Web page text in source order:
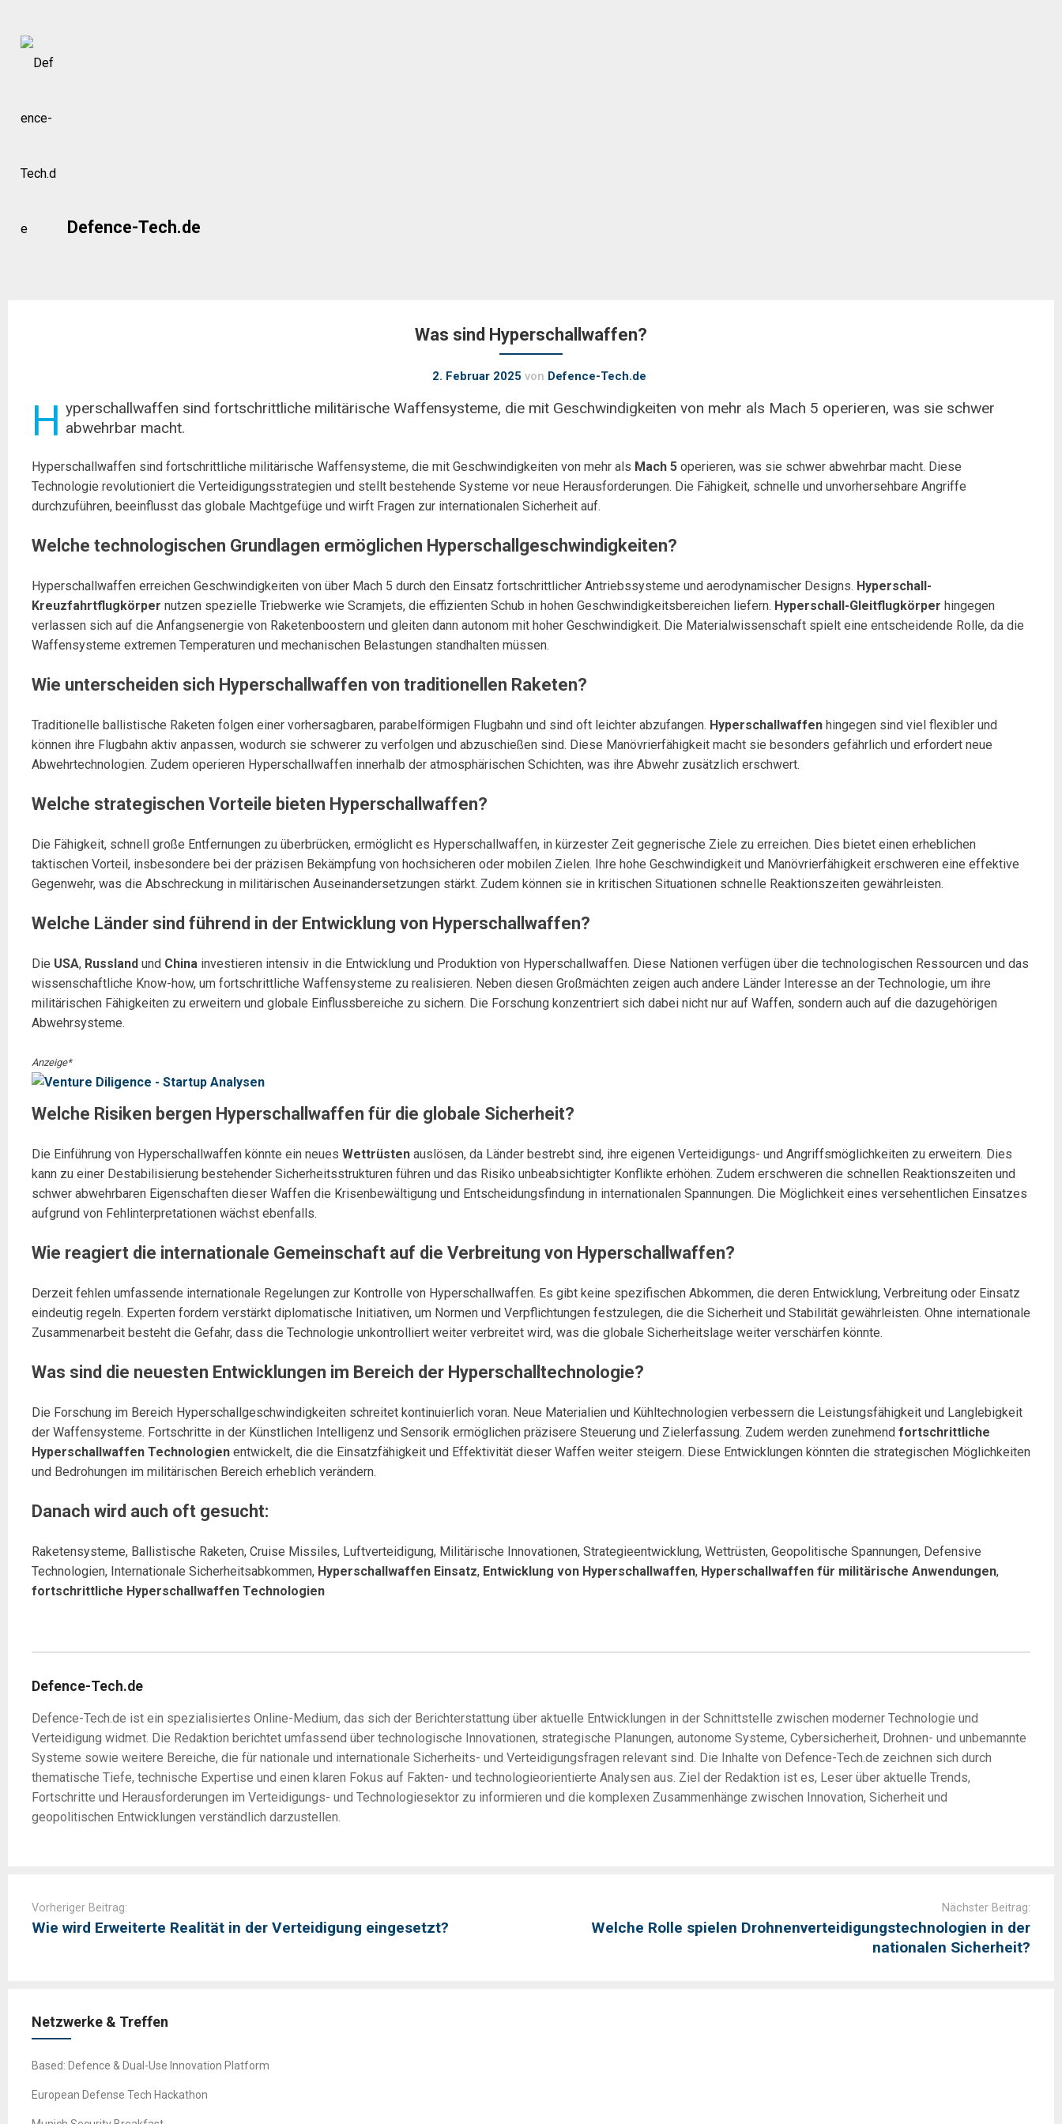
Skip
Defence-Tech.de
Was sind Hyperschallwaffen?
2. Februar 2025 von Defence-Tech.de
H yperschallwaffen sind fortschrittliche militärische Waffensysteme, die mit Geschwindigkeiten von mehr als Mach 5 operieren, was sie schwer
abwehrbar macht.
Hyperschallwaffen sind fortschrittliche militärische Waffensysteme, die mit Geschwindigkeiten von mehr als Mach 5 operieren, was sie schwer abwehrbar macht. Diese
Technologie revolutioniert die Verteidigungsstrategien und stellt bestehende Systeme vor neue Herausforderungen. Die Fähigkeit, schnelle und unvorhersehbare Angriffe
durchzuführen, beeinflusst das globale Machtgefüge und wirft Fragen zur internationalen Sicherheit auf.
Welche technologischen Grundlagen ermöglichen Hyperschallgeschwindigkeiten?
Hyperschallwaffen erreichen Geschwindigkeiten von über Mach 5 durch den Einsatz fortschrittlicher Antriebssysteme und aerodynamischer Designs. Hyperschall-
Kreuzfahrtflugkörper nutzen spezielle Triebwerke wie Scramjets, die effizienten Schub in hohen Geschwindigkeitsbereichen liefern. Hyperschall-Gleitflugkörper hingegen
verlassen sich auf die Anfangsenergie von Raketenboostern und gleiten dann autonom mit hoher Geschwindigkeit. Die Materialwissenschaft spielt eine entscheidende Rolle, da die
Waffensysteme extremen Temperaturen und mechanischen Belastungen standhalten müssen.
Wie unterscheiden sich Hyperschallwaffen von traditionellen Raketen?
Traditionelle ballistische Raketen folgen einer vorhersagbaren, parabelförmigen Flugbahn und sind oft leichter abzufangen. Hyperschallwaffen hingegen sind viel flexibler und
können ihre Flugbahn aktiv anpassen, wodurch sie schwerer zu verfolgen und abzuschießen sind. Diese Manövrierfähigkeit macht sie besonders gefährlich und erfordert neue
Abwehrtechnologien. Zudem operieren Hyperschallwaffen innerhalb der atmosphärischen Schichten, was ihre Abwehr zusätzlich erschwert.
Welche strategischen Vorteile bieten Hyperschallwaffen?
Die Fähigkeit, schnell große Entfernungen zu überbrücken, ermöglicht es Hyperschallwaffen, in kürzester Zeit gegnerische Ziele zu erreichen. Dies bietet einen erheblichen
taktischen Vorteil, insbesondere bei der präzisen Bekämpfung von hochsicheren oder mobilen Zielen. Ihre hohe Geschwindigkeit und Manövrierfähigkeit erschweren eine effektive
Gegenwehr, was die Abschreckung in militärischen Auseinandersetzungen stärkt. Zudem können sie in kritischen Situationen schnelle Reaktionszeiten gewährleisten.
Welche Länder sind führend in der Entwicklung von Hyperschallwaffen?
Die USA, Russland und China investieren intensiv in die Entwicklung und Produktion von Hyperschallwaffen. Diese Nationen verfügen über die technologischen Ressourcen und das
wissenschaftliche Know-how, um fortschrittliche Waffensysteme zu realisieren. Neben diesen Großmächten zeigen auch andere Länder Interesse an der Technologie, um ihre
militärischen Fähigkeiten zu erweitern und globale Einflussbereiche zu sichern. Die Forschung konzentriert sich dabei nicht nur auf Waffen, sondern auch auf die dazugehörigen
Abwehrsysteme.
Anzeige*
Welche Risiken bergen Hyperschallwaffen für die globale Sicherheit?
Die Einführung von Hyperschallwaffen könnte ein neues Wettrüsten auslösen, da Länder bestrebt sind, ihre eigenen Verteidigungs- und Angriffsmöglichkeiten zu erweitern. Dies
kann zu einer Destabilisierung bestehender Sicherheitsstrukturen führen und das Risiko unbeabsichtigter Konflikte erhöhen. Zudem erschweren die schnellen Reaktionszeiten und
schwer abwehrbaren Eigenschaften dieser Waffen die Krisenbewältigung und Entscheidungsfindung in internationalen Spannungen. Die Möglichkeit eines versehentlichen Einsatzes
aufgrund von Fehlinterpretationen wächst ebenfalls.
Wie reagiert die internationale Gemeinschaft auf die Verbreitung von Hyperschallwaffen?
Derzeit fehlen umfassende internationale Regelungen zur Kontrolle von Hyperschallwaffen. Es gibt keine spezifischen Abkommen, die deren Entwicklung, Verbreitung oder Einsatz
eindeutig regeln. Experten fordern verstärkt diplomatische Initiativen, um Normen und Verpflichtungen festzulegen, die die Sicherheit und Stabilität gewährleisten. Ohne internationale
Zusammenarbeit besteht die Gefahr, dass die Technologie unkontrolliert weiter verbreitet wird, was die globale Sicherheitslage weiter verschärfen könnte.
Was sind die neuesten Entwicklungen im Bereich der Hyperschalltechnologie?
Die Forschung im Bereich Hyperschallgeschwindigkeiten schreitet kontinuierlich voran. Neue Materialien und Kühltechnologien verbessern die Leistungsfähigkeit und Langlebigkeit
der Waffensysteme. Fortschritte in der Künstlichen Intelligenz und Sensorik ermöglichen präzisere Steuerung und Zielerfassung. Zudem werden zunehmend fortschrittliche
Hyperschallwaffen Technologien entwickelt, die die Einsatzfähigkeit und Effektivität dieser Waffen weiter steigern. Diese Entwicklungen könnten die strategischen Möglichkeiten
und Bedrohungen im militärischen Bereich erheblich verändern.
Danach wird auch oft gesucht:
Raketensysteme, Ballistische Raketen, Cruise Missiles, Luftverteidigung, Militärische Innovationen, Strategieentwicklung, Wettrüsten, Geopolitische Spannungen, Defensive
Technologien, Internationale Sicherheitsabkommen, Hyperschallwaffen Einsatz, Entwicklung von Hyperschallwaffen, Hyperschallwaffen für militärische Anwendungen,
fortschrittliche Hyperschallwaffen Technologien
Defence-Tech.de
Defence-Tech.de ist ein spezialisiertes Online-Medium, das sich der Berichterstattung über aktuelle Entwicklungen in der Schnittstelle zwischen moderner Technologie und
Verteidigung widmet. Die Redaktion berichtet umfassend über technologische Innovationen, strategische Planungen, autonome Systeme, Cybersicherheit, Drohnen- und unbemannte
Systeme sowie weitere Bereiche, die für nationale und internationale Sicherheits- und Verteidigungsfragen relevant sind. Die Inhalte von Defence-Tech.de zeichnen sich durch
thematische Tiefe, technische Expertise und einen klaren Fokus auf Fakten- und technologieorientierte Analysen aus. Ziel der Redaktion ist es, Leser über aktuelle Trends,
Fortschritte und Herausforderungen im Verteidigungs- und Technologiesektor zu informieren und die komplexen Zusammenhänge zwischen Innovation, Sicherheit und
geopolitischen Entwicklungen verständlich darzustellen.
navigation
Vorheriger Beitrag:
Wie wird Erweiterte Realität in der Verteidigung eingesetzt?
Nächster Beitrag:
Welche Rolle spielen Drohnenverteidigungstechnologien in der
nationalen Sicherheit?
Netzwerke & Treffen
Based: Defence & Dual-Use Innovation Platform
European Defense Tech Hackathon